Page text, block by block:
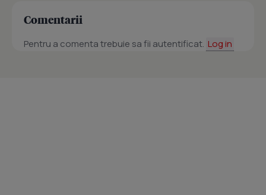
Comentarii
Pentru a comenta trebuie sa fii autentificat. Log in